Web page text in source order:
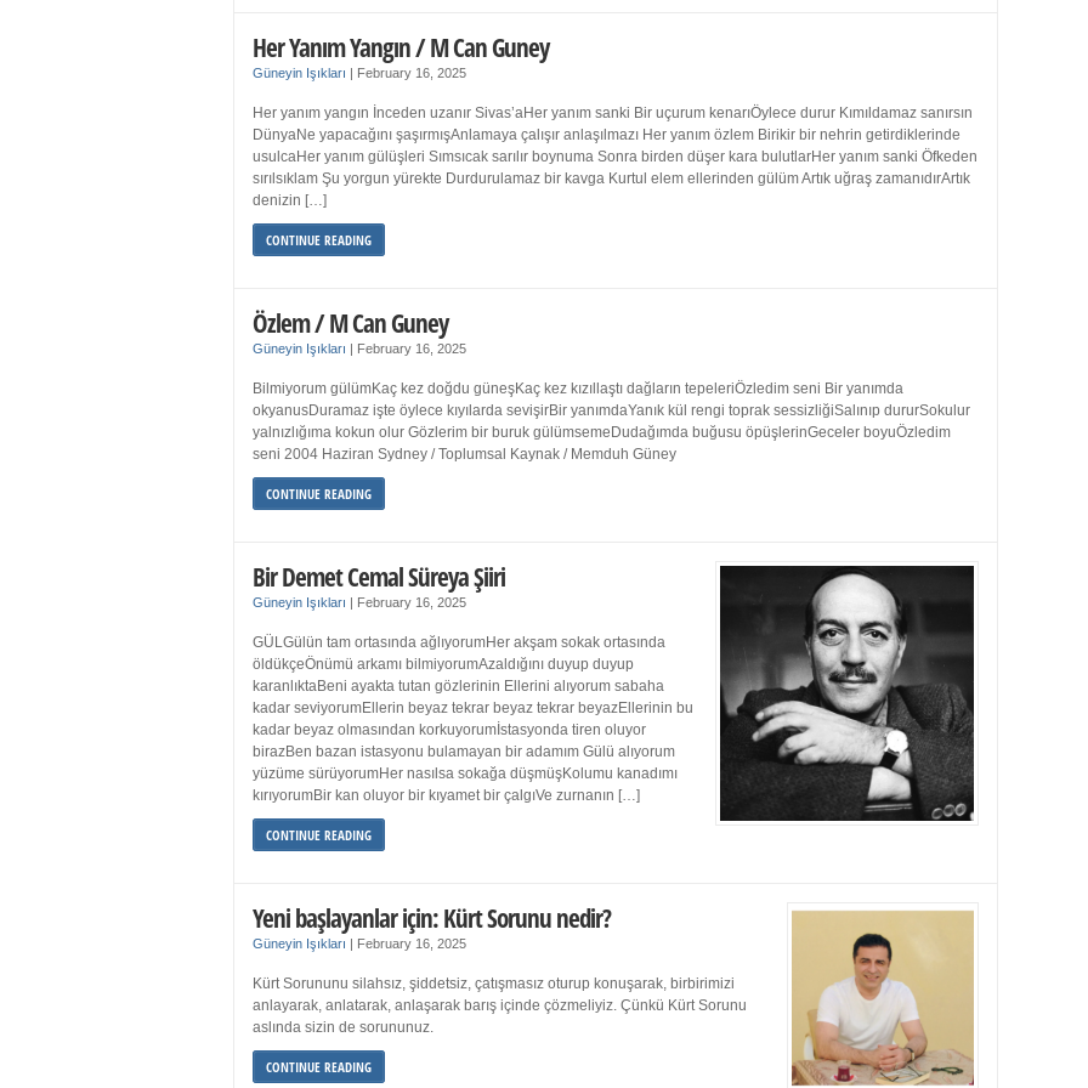
Her Yanım Yangın / M Can Guney
Güneyin Işıkları February 16, 2025
Her yanım yangın İnceden uzanır Sivas’aHer yanım sanki Bir uçurum kenarıÖylece durur Kımıldamaz sanırsın
DünyaNe yapacağını şaşırmışAnlamaya çalışır anlaşılmazı Her yanım özlem Birikir bir nehrin getirdiklerinde
usulcaHer yanım gülüşleri Sımsıcak sarılır boynuma Sonra birden düşer kara bulutlarHer yanım sanki Öfkeden
sırılsıklam Şu yorgun yürekte Durdurulamaz bir kavga Kurtul elem ellerinden gülüm Artık uğraş zamanıdırArtık
denizin […]
CONTINUE READING
Özlem / M Can Guney
Güneyin Işıkları February 16, 2025
Bilmiyorum gülümKaç kez doğdu güneşKaç kez kızıllaştı dağların tepeleriÖzledim seni Bir yanımda
okyanusDuramaz işte öylece kıyılarda sevişirBir yanımdaYanık kül rengi toprak sessizliğiSalınıp dururSokulur
yalnızlığıma kokun olur Gözlerim bir buruk gülümsemeDudağımda buğusu öpüşlerinGeceler boyuÖzledim
seni 2004 Haziran Sydney / Toplumsal Kaynak / Memduh Güney
CONTINUE READING
Bir Demet Cemal Süreya Şiiri
Güneyin Işıkları February 16, 2025
GÜLGülün tam ortasında ağlıyorumHer akşam sokak ortasında
öldükçeÖnümü arkamı bilmiyorumAzaldığını duyup duyup
karanlıktaBeni ayakta tutan gözlerinin Ellerini alıyorum sabaha
kadar seviyorumEllerin beyaz tekrar beyaz tekrar beyazEllerinin bu
kadar beyaz olmasından korkuyorumİstasyonda tiren oluyor
birazBen bazan istasyonu bulamayan bir adamım Gülü alıyorum
yüzüme sürüyorumHer nasılsa sokağa düşmüşKolumu kanadımı
kırıyorumBir kan oluyor bir kıyamet bir çalgıVe zurnanın […]
CONTINUE READING
Yeni başlayanlar için: Kürt Sorunu nedir?
Güneyin Işıkları February 16, 2025
Kürt Sorununu silahsız, şiddetsiz, çatışmasız oturup konuşarak, birbirimizi
anlayarak, anlatarak, anlaşarak barış içinde çözmeliyiz. Çünkü Kürt Sorunu
aslında sizin de sorununuz.
CONTINUE READING